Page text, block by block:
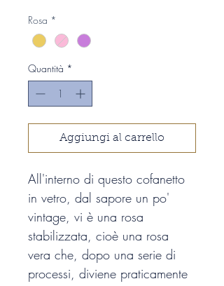
Rosa *
Quantità *
Aggiungi al carrello
All'interno di questo cofanetto
in vetro, dal sapore un po'
vintage, vi è una rosa
stabilizzata, cioè una rosa
vera che, dopo una serie di
processi, diviene praticamente